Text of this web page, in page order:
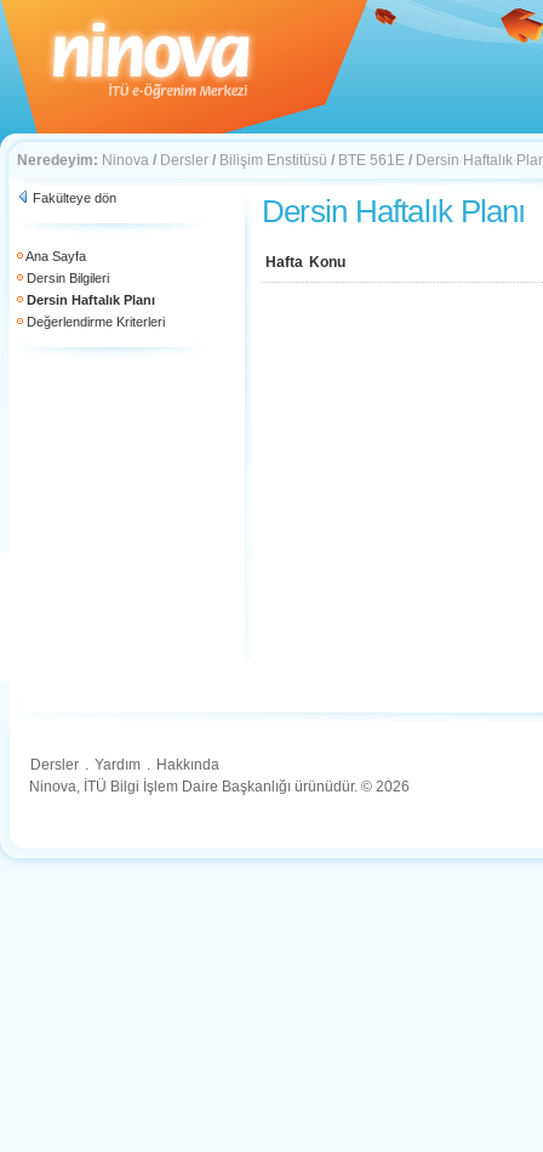
Neredeyim: Ninova / Dersler / Bilişim Enstitüsü / BTE 561E / Dersin Haftalık
Fakülteye dön
Ana Sayfa
Dersin Bilgileri
Dersin Haftalık Planı
Değerlendirme Kriterleri
Dersin Haftalık Planı
Hafta Konu
Dersler . Yardım . Hakkında
Ninova, İTÜ Bilgi İşlem Daire Başkanlığı ürünüdür. © 2026